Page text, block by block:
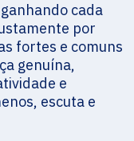
cada
por
fortes e comuns
genuína,
e
escuta e